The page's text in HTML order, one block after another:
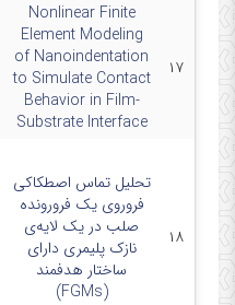
۱۷
Nonlinear Finite
Element Modeling
of Nanoindentation
to Simulate Contact
Behavior in Film-
Substrate Interface
۱۸
تحلیل تماس اصطکاکی
فروروی یک فرورونده
صلب در یک لایه‌ی
نازک پلیمری دارای
ساختار هدفمند
(FGMs)